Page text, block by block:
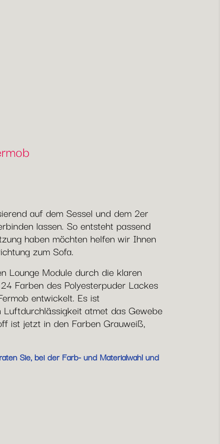
auf dem Sessel und dem 2er
lassen. So entsteht passend
haben möchten helfen wir Ihnen
zum Sofa.
Lounge Module durch die klaren
Farben des Polyesterpuder Lackes
entwickelt. Es ist
atmet das Gewebe
ist jetzt in den Farben Grauweiß,
Sie, bei der Farb- und Materialwahl und